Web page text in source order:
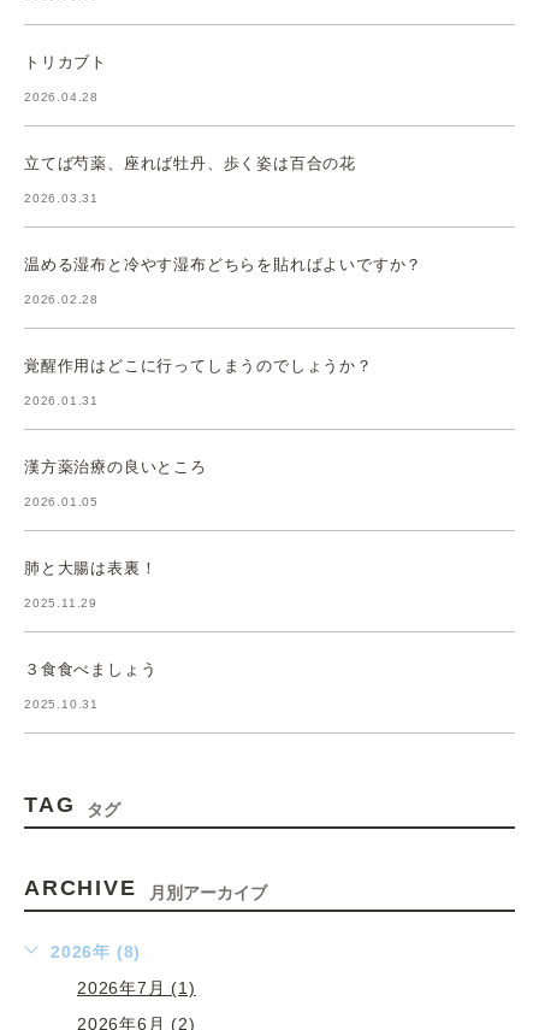
トリカブト
2026.04.28
立てば芍薬、座れば牡丹、歩く姿は百合の花
2026.03.31
温める湿布と冷やす湿布どちらを貼ればよいですか？
2026.02.28
覚醒作用はどこに行ってしまうのでしょうか？
2026.01.31
漢方薬治療の良いところ
2026.01.05
肺と大腸は表裏！
2025.11.29
３食食べましょう
2025.10.31
TAG タグ
ARCHIVE 月別アーカイブ
2026年 (8)
2026年7月 (1)
2026年6月 (2)